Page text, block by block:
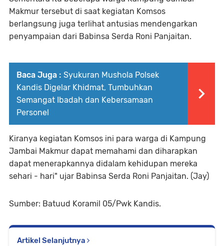
Makmur tersebut di saat kegiatan Komsos
berlangsung juga terlihat antusias mendengarkan
penyampaian dari Babinsa Serda Roni Panjaitan.
Baca Juga : Syukuran Mushola Polsek
Kandis Digelar Khidmat, Tumbuhkan
Semangat Ibadah dan Kebersamaan
Personel
Kiranya kegiatan Komsos ini para warga di Kampung
Jambai Makmur dapat memahami dan diharapkan
dapat menerapkannya didalam kehidupan mereka
sehari - hari" ujar Babinsa Serda Roni Panjaitan. (Jay)
Sumber: Batuud Koramil 05/Pwk Kandis.
Artikel Selanjutnya